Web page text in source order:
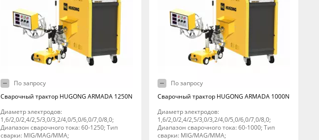
По запросу
Сварочный трактор HUGONG ARMADA 1250N
Диаметр электродов:
1,6/2,0/2,4/2,5/3,0/3,2/4,0/5,0/6,0/7,0/8,0;
Диапазон сварочного тока: 60-1250; Тип
сварки: MIG/MAG/MMA;
По запросу
Сварочный трактор HUGONG ARMADA 1000N
Диаметр электродов:
1,6/2,0/2,4/2,5/3,0/3,2/4,0/5,0/6,0/7,0/8,0;
Диапазон сварочного тока: 60-1000; Тип
сварки: MIG/MAG/MMA;